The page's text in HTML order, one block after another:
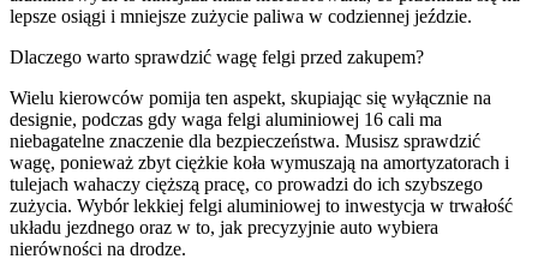
lepsze osiągi i mniejsze zużycie paliwa w codziennej jeździe.
Dlaczego warto sprawdzić wagę felgi przed zakupem?
Wielu kierowców pomija ten aspekt, skupiając się wyłącznie na
designie, podczas gdy waga felgi aluminiowej 16 cali ma
niebagatelne znaczenie dla bezpieczeństwa. Musisz sprawdzić
wagę, ponieważ zbyt ciężkie koła wymuszają na amortyzatorach i
tulejach wahaczy cięższą pracę, co prowadzi do ich szybszego
zużycia. Wybór lekkiej felgi aluminiowej to inwestycja w trwałość
układu jezdnego oraz w to, jak precyzyjnie auto wybiera
nierówności na drodze.